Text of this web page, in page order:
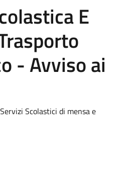
E
- Avviso ai
Scolastici di mensa e